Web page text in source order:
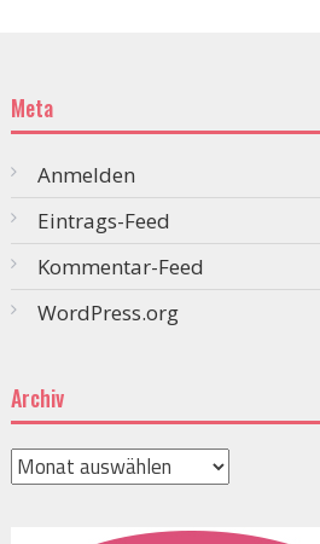
Meta
Anmelden
Eintrags-Feed
Kommentar-Feed
WordPress.org
Archiv
Archiv